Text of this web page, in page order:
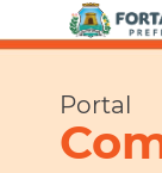
Portal